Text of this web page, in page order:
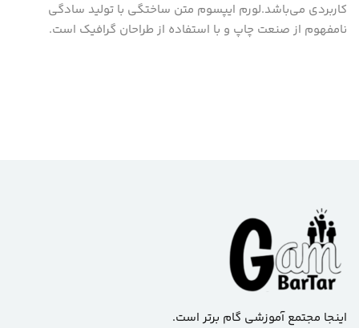
کاربردی می‌باشد.لورم ایپسوم متن ساختگی با تولید سادگی
نامفهوم از صنعت چاپ و با استفاده از طراحان گرافیک است.
اینجا مجتمع آموزشی گام برتر است.